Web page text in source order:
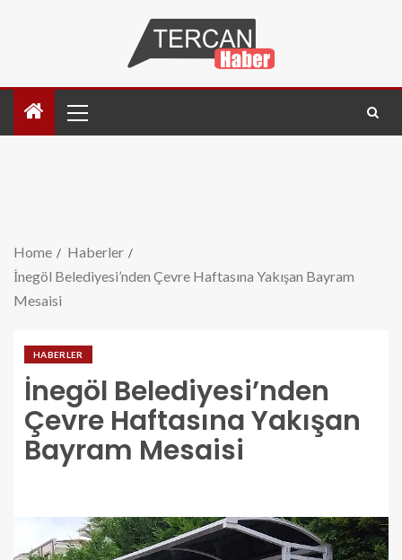
Home
Haberler
İnegöl Belediyesi’nden Çevre Haftasına Yakışan Bayram
Mesaisi
HABERLER
İnegöl Belediyesi’nden
Çevre Haftasına Yakışan
Bayram Mesaisi